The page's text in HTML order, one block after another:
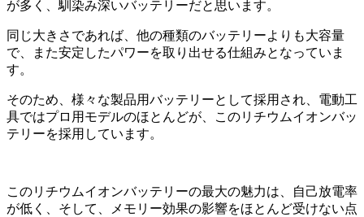
が多く、馴染み深いバッテリーだと思います。
同じ大きさであれば、他の種類のバッテリーよりも大容量
で、また安定したパワーを取り出せる仕組みとなっていま
す。
そのため、様々な製品用バッテリーとして採用され、電動工
具ではプロ用モデルのほとんどが、このリチウムイオンバッ
テリーを採用しています。
このリチウムイオンバッテリーの最大の魅力は、自己放電率
が低く、そして、メモリー効果の影響をほとんど受けない点